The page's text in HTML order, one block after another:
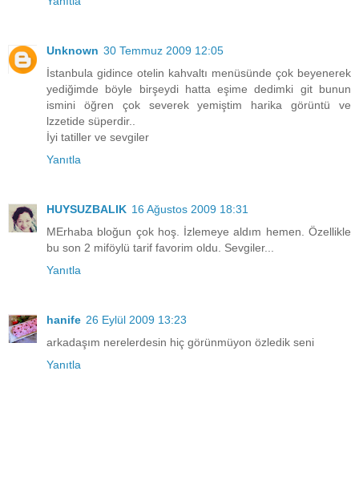
Unknown 30 Temmuz 2009 12:05
İstanbula gidince otelin kahvaltı menüsünde çok beyenerek
yediğimde böyle birşeydi hatta eşime dedimki git bunun
ismini öğren çok severek yemiştim harika görüntü ve
lzzetide süperdir..
İyi tatiller ve sevgiler
Yanıtla
HUYSUZBALIK 16 Ağustos 2009 18:31
MErhaba bloğun çok hoş. İzlemeye aldım hemen. Özellikle
bu son 2 miföylü tarif favorim oldu. Sevgiler...
Yanıtla
hanife 26 Eylül 2009 13:23
arkadaşım nerelerdesin hiç görünmüyon özledik seni
Yanıtla